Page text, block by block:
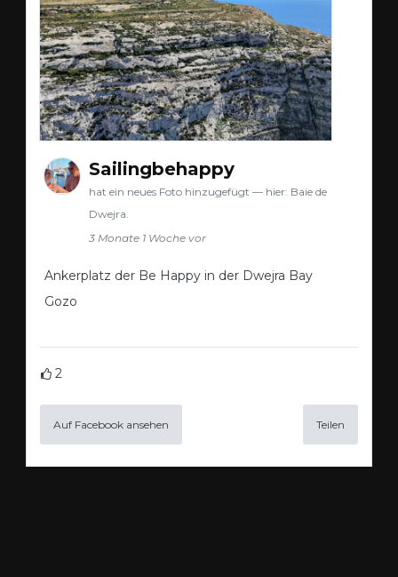
Sailingbehappy
hat ein neues Foto hinzugefügt — hier: Baie de
Dwejra.
3 Monate 1 Woche vor
Ankerplatz der Be Happy in der Dwejra Bay
Gozo
2
Auf Facebook ansehen Teilen